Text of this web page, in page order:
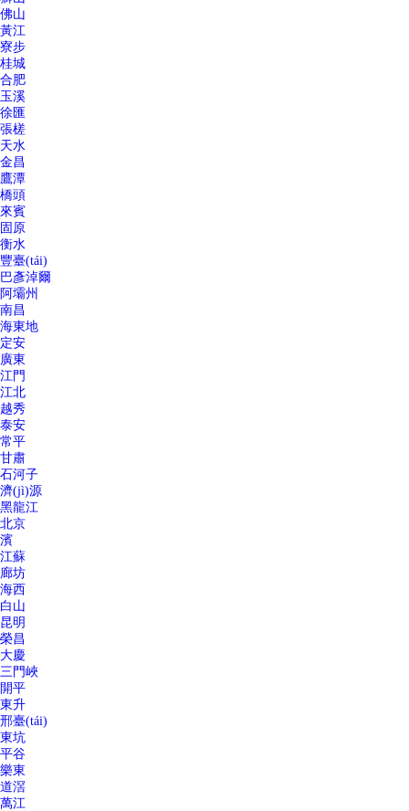
佛山
黃江
寮步
桂城
合肥
玉溪
徐匯
張槎
天水
金昌
鷹潭
橋頭
來賓
固原
衡水
豐臺(tái)
巴彥淖爾
阿壩州
南昌
海東地
定安
廣東
江門
江北
越秀
泰安
常平
甘肅
石河子
濟(jì)源
黑龍江
北京
濱
江蘇
廊坊
海西
白山
昆明
榮昌
大慶
三門峽
開平
東升
邢臺(tái)
東坑
平谷
樂東
道滘
萬江